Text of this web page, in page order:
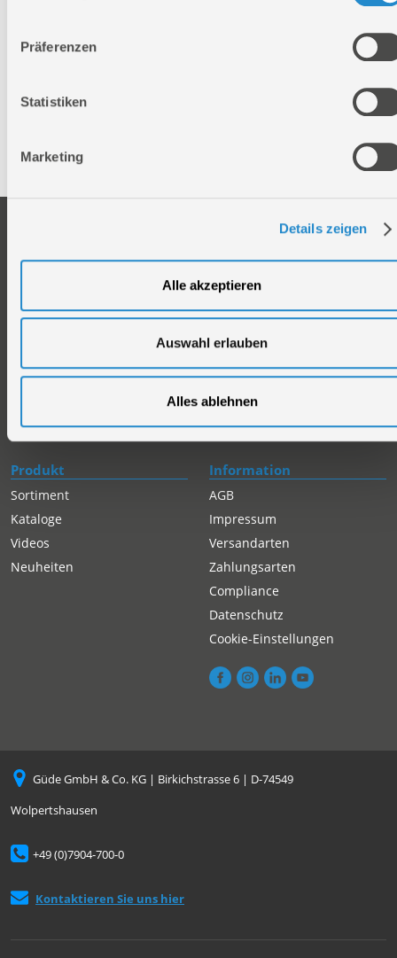
Präferenzen
Statistiken
Marketing
Details zeigen
Alle akzeptieren
Auswahl erlauben
Alles ablehnen
Montag - Freitag
Geschlossen
Telefax: +49 (0)7904-70051999
Händlersuche
Servicepartner-International
Autorisierter Internetpartner
Reparaturauftrag/Reklamation
Rückgabe gekaufter Artikel
Produkt
Sortiment
Kataloge
Videos
Neuheiten
Information
AGB
Impressum
Versandarten
Zahlungsarten
Compliance
Datenschutz
Cookie-Einstellungen
Güde GmbH & Co. KG | Birkichstrasse 6 | D-74549
Wolpertshausen
+49 (0)7904-700-0
Kontaktieren Sie uns hier